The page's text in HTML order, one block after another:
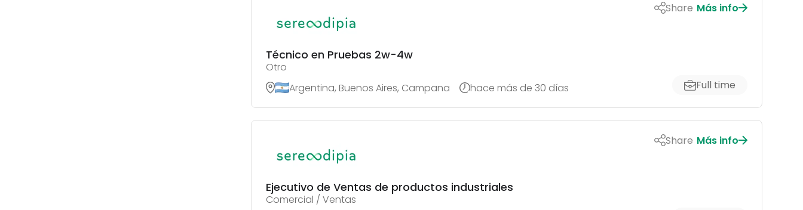
Técnico en Pruebas 2w-4w
Otro
Argentina, Buenos Aires, Campana
hace más de 30 días
Share Más info
Full time
Ejecutivo de Ventas de productos industriales
Comercial / Ventas
Share Más info